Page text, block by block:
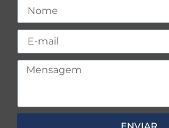
ENVIAR